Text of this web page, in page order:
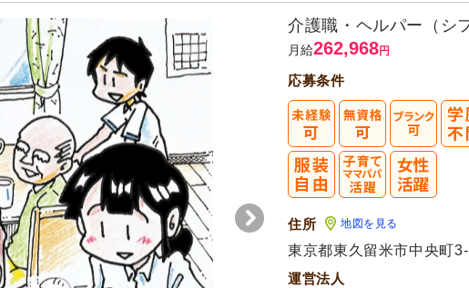
介護職・ヘルパー（シ
月給262,968円
応募条件
住所 地図を見る
東京都東久留米市中央町
運営法人